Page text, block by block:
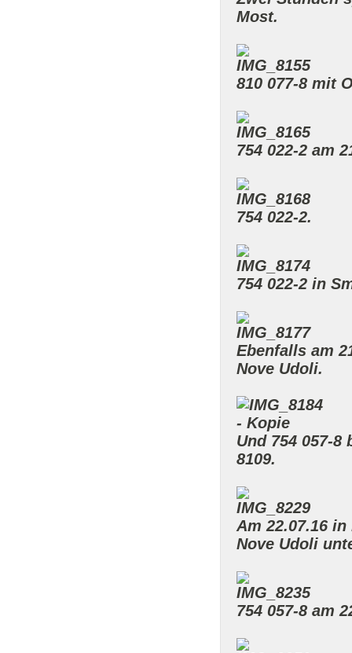
Most.
810 077-8 mit
754 022-2 am
754 022-2.
754 022-2 in
Ebenfalls am
Nove Udoli.
Und 754 057-8
8109.
Am 22.07.16
Nove Udoli
754 057-8 am